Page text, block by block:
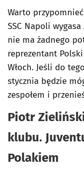
Warto
SSC Napoli
nie ma żadnego
reprezentant
Włoch. Jeśli do
stycznia będzie
zespołem i
Piotr
klubu.
Polakiem